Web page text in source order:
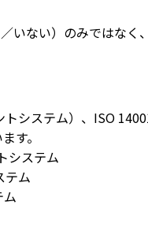
ない）のみではな
ステム）、ISO
す。
システム
テム